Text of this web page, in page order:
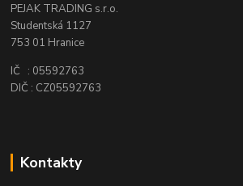
PEJAK TRADING s.r.o.
Studentská 1127
753 01 Hranice
IČ : 05592763
DIČ : CZ05592763
Kontakty